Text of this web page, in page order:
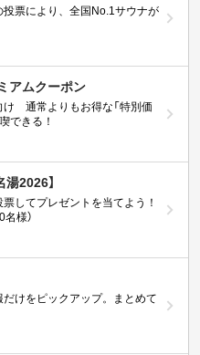
票により、全国No.1サウナが
アムクーポン
け 通常よりもお得な「特別価
できる！
2026】
してプレゼントを当てよう！
様）
けをピックアップ。まとめて